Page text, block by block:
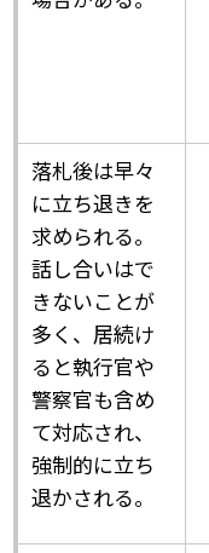
落札後は早々
に立ち退きを
求められる。
話し合いはで
きないことが
多く、居続け
ると執行官や
警察官も含め
て対応され、
強制的に立ち
退かされる。